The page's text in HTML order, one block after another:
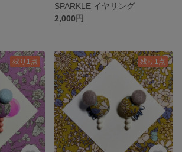
SPARKLE イヤリング
2,000円
残り1点 残り1点